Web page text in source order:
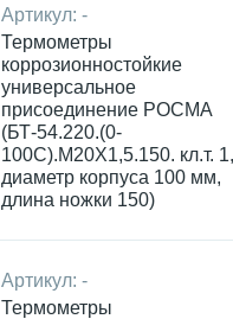
Артикул: -
Термометры
коррозионностойкие
универсальное
присоединение РОСМА
(БТ-54.220.(0-
100С).М20Х1,5.150. кл.т.
диаметр корпуса 100 мм,
длина ножки 150)
Артикул: -
Термометры